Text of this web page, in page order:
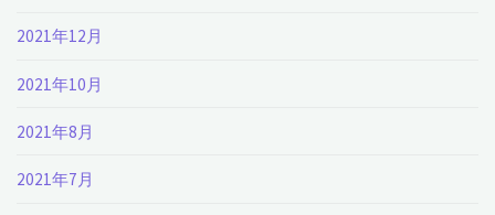
2021年12月
2021年10月
2021年8月
2021年7月